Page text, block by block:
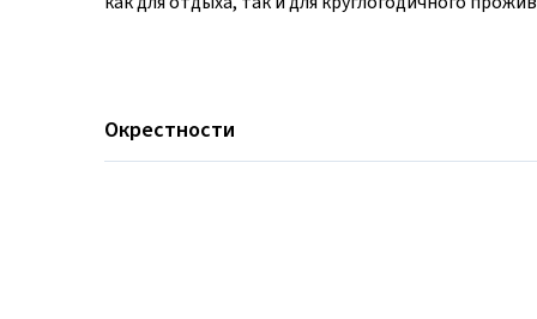
Окрестности